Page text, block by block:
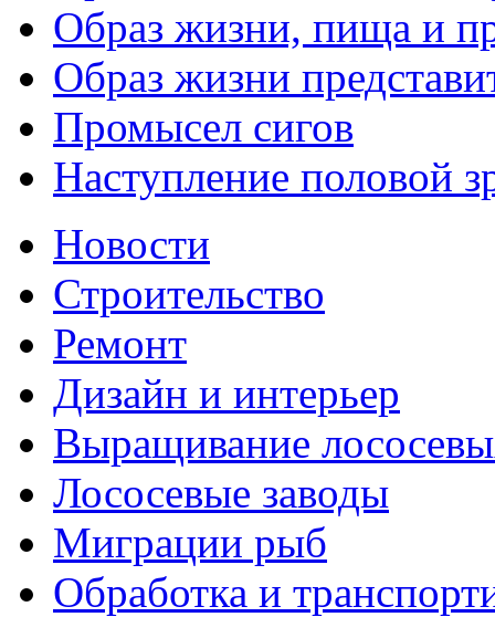
Образ жизни, пища и
Образ жизни
Промысел сигов
Наступление половой
Новости
Строительство
Ремонт
Дизайн и интерьер
Выращивание
Лососевые заводы
Миграции рыб
Обработка и